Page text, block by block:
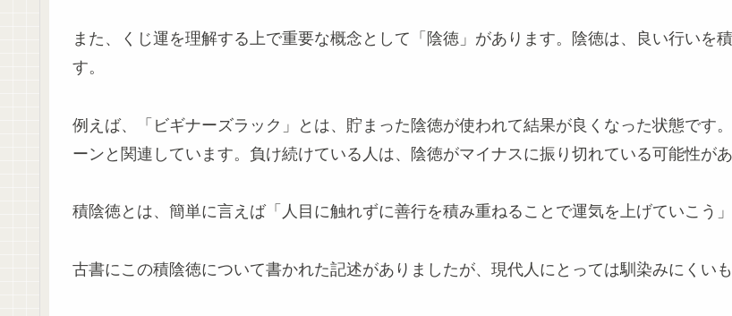
また、くじ運を理解する上で重要な概念として「陰徳」があります。陰徳は、良い行いを
す。
例えば、「ビギナーズラック」とは、貯まった陰徳が使われて結果が良くなった状態です
ーンと関連しています。負け続けている人は、陰徳がマイナスに振り切れている可能性があ
積陰徳とは、簡単に言えば「人目に触れずに善行を積み重ねることで運気を上げていこう」
古書にこの積陰徳について書かれた記述がありましたが、現代人にとっては馴染みにくい